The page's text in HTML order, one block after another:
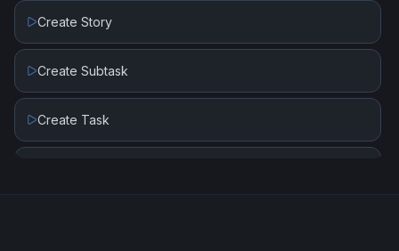
Create Story
Create Subtask
Create Task